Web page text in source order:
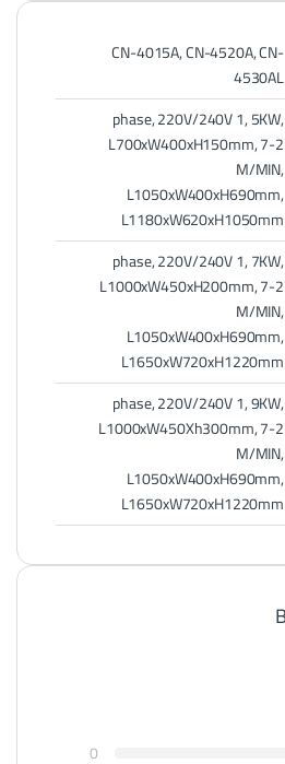
CN-4015A, CN-4520A, CN-
4530AL
phase, 220V/240V 1, 5KW,
L700xW400xH150mm, 7-2
M/MIN,
L1050xW400xH690mm,
L1180xW620xH1050mm
phase, 220V/240V 1, 7KW,
L1000xW450xH200mm, 7-2
M/MIN,
L1050xW400xH690mm,
L1650xW720xH1220mm
phase, 220V/240V 1, 9KW,
L1000xW450Xh300mm, 7-2
M/MIN,
L1050xW400xH690mm,
L1650xW720xH1220mm
0